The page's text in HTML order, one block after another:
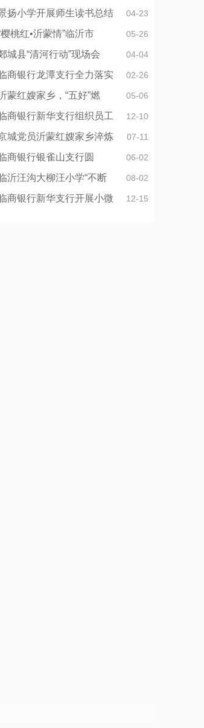
04-23
扬小学开展师生读书总结
05-26
樱桃红•沂蒙情”临沂市
04-04
城县“清河行动”现场会
02-26
商银行龙潭支行全力落实
05-06
蒙红嫂家乡，“五好”燃
12-10
商银行新华支行组织员工
07-11
城党员沂蒙红嫂家乡淬炼
06-02
商银行银雀山支行圆
08-02
沂汪沟大柳汪小学“不断
12-15
商银行新华支行开展小微